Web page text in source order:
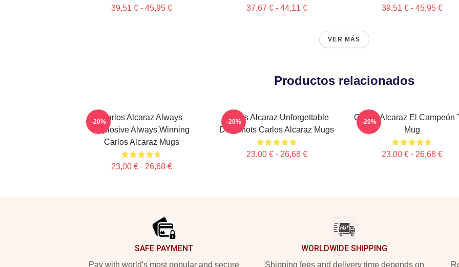
39,51 € - 45,95 € 37,67 € - 44,11 € 39,51 € - 45,95 €
VER MÁS
Productos relacionados
Carlos Alcaraz Always
Explosive Always Winning
Carlos Alcaraz Mugs
23,00 € - 26,68 €
-20%
Carlos Alcaraz Unforgettable
Dropshots Carlos Alcaraz Mugs
23,00 € - 26,68 €
-20%
Carlos Alcaraz El Campeón
Mug
23,00 € - 26,68 €
-20%
SAFE PAYMENT
Pay with world's most popular and secure
WORLDWIDE SHIPPING
Shipping fees and delivery time depends on